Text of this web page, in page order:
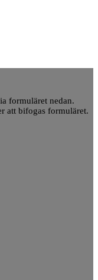
formuläret nedan.
att bifogas formuläret.